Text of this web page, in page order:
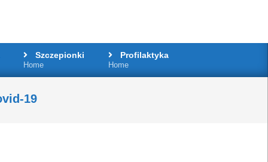
Szczepionki
Home
Profilaktyka
Home
19